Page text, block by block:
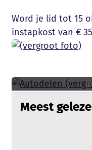
Word je lid tot 15
instapkost van €
Meest